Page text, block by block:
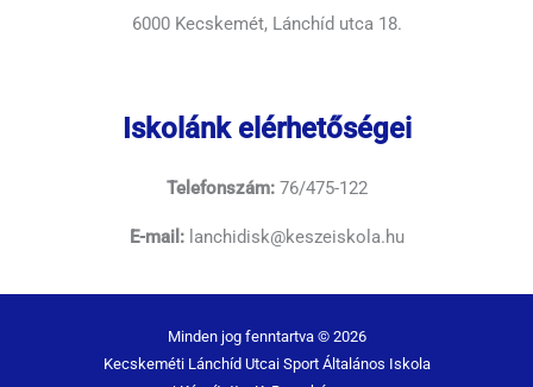
6000 Kecskemét, Lánchíd utca 18.
Iskolánk elérhetőségei
Telefonszám:76/475-122
E-mail:lanchidisk@keszeiskola.hu
Minden jog fenntartva © 2026
Kecskeméti Lánchíd Utcai Sport Általános Iskola